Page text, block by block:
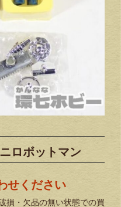
ロボットマン
せください
損・欠品の無い状態での買